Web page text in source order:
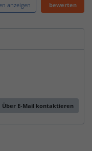
anzeigen bewerten
Über E-Mail kontaktieren